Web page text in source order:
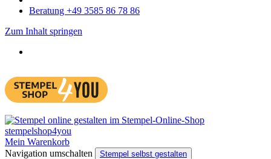
Bera­tung +49 3585 86 78 86
Zum Inhalt springen
Mein Warenkorb
Navigation umschalten
Stempel selbst gestalten